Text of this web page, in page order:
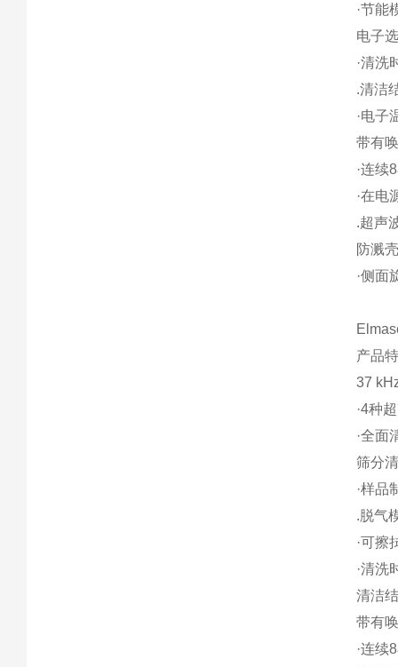
·节能
电子
·清洗
.清洁
·电
带有
·连续
·在电
.超声
防溅
·侧面
产品
37
·4种
·全面
筛分
·样品
.脱气
·可擦
·清洗
清洁
带有
·连续